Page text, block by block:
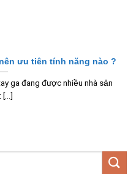
ưu tiên tính năng nào ?
ga đang được nhiều nhà sản